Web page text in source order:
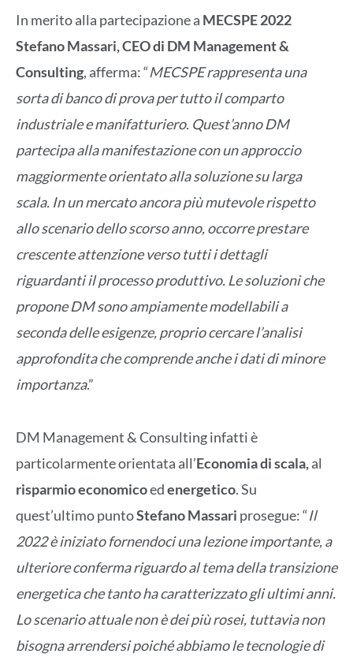
In merito alla partecipazione a MECSPE 2022
Stefano Massari, CEO di DM Management &
Consulting, afferma: “MECSPE rappresenta una
sorta di banco di prova per tutto il comparto
industriale e manifatturiero. Quest’anno DM
partecipa alla manifestazione con un approccio
maggiormente orientato alla soluzione su larga
scala. In un mercato ancora più mutevole rispetto
allo scenario dello scorso anno, occorre prestare
crescente attenzione verso tutti i dettagli
riguardanti il processo produttivo. Le soluzioni che
propone DM sono ampiamente modellabili a
seconda delle esigenze, proprio cercare l’analisi
approfondita che comprende anche i dati di minore
importanza.”
DM Management & Consulting infatti è
particolarmente orientata all’Economia di scala,al
risparmio economicoedenergetico. Su
quest’ultimo puntoStefano Massari prosegue: “Il
2022 è iniziato fornendoci una lezione importante, a
ulteriore conferma riguardo al tema della transizione
energetica che tanto ha caratterizzato gli ultimi anni.
Lo scenario attuale non è dei più rosei, tuttavia non
bisogna arrendersi poiché abbiamo le tecnologie di